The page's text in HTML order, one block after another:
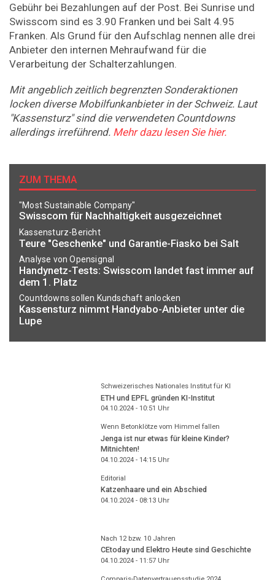
Gebühr bei Bezahlungen auf der Post. Bei Sunrise und
Swisscom sind es 3.90 Franken und bei Salt 4.95
Franken. Als Grund für den Aufschlag nennen alle drei
Anbieter den internen Mehraufwand für die
Verarbeitung der Schalterzahlungen.
Mit angeblich zeitlich begrenzten Sonderaktionen
locken diverse Mobilfunkanbieter in der Schweiz. Laut
"Kassensturz" sind die verwendeten Countdowns
allerdings irreführend. Mehr dazu lesen Sie hier.
ZUM THEMA
"Most Sustainable Company"
Swisscom für Nachhaltigkeit ausgezeichnet
Kassensturz-Bericht
Teure "Geschenke" und Garantie-Fiasko bei Salt
Analyse von Opensignal
Handynetz-Tests: Swisscom landet fast immer auf
dem 1. Platz
Countdowns sollen Kundschaft anlocken
Kassensturz nimmt Handyabo-Anbieter unter die
Lupe
Schweizerisches Nationales Institut für KI
ETH und EPFL gründen KI-Institut
04.10.2024 - 10:51 Uhr
Wenn Betonklötze vom Himmel fallen
Jenga ist nur etwas für kleine Kinder?
Mitnichten!
04.10.2024 - 14:15Uhr
Editorial
Katzenhaare und ein Abschied
04.10.2024 - 08:13Uhr
Nach 12 bzw. 10 Jahren
CEtoday und Elektro Heute sind Geschichte
04.10.2024 - 11:57Uhr